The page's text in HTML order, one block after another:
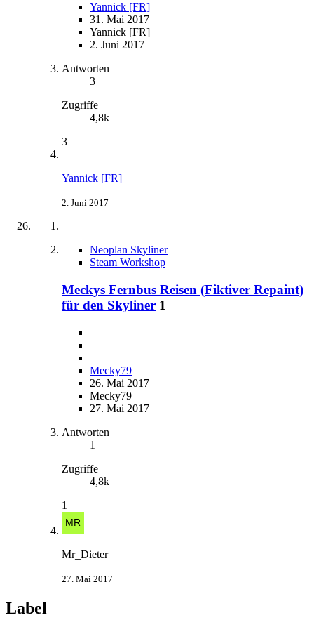
Yannick [FR]
31. Mai 2017
Yannick [FR]
2. Juni 2017
Antworten
3
Zugriffe
4,8k
3
Yannick [FR]
2. Juni 2017
Neoplan Skyliner
Steam Workshop
Meckys Fernbus Reisen (Fiktiver Repaint)
für den Skyliner 1
Mecky79
26. Mai 2017
Mecky79
27. Mai 2017
Antworten
1
Zugriffe
4,8k
1
Mr_Dieter
27. Mai 2017
Label